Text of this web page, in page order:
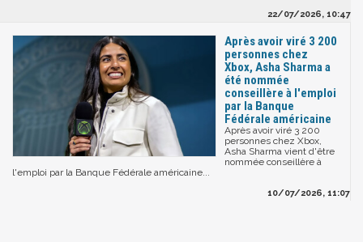
22/07/2026, 10:47
Après avoir viré 3 200
personnes chez
Xbox, Asha Sharma a
été nommée
conseillère à l'emploi
par la Banque
Fédérale américaine
Après avoir viré 3 200
personnes chez Xbox,
Asha Sharma vient d'être
nommée conseillère à
l'emploi par la Banque Fédérale américaine...
10/07/2026, 11:07